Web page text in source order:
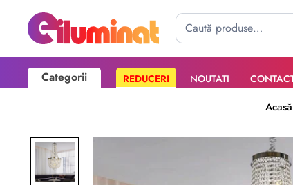
Categorii REDUCERI NOUTATI
Acasă